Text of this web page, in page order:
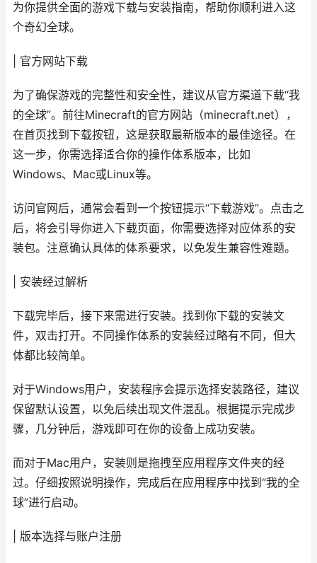
为你提供全面的游戏下载与安装指南，帮助你顺利进入这
个奇幻全球。
| 官方网站下载
为了确保游戏的完整性和安全性，建议从官方渠道下载“我
的全球”。前往Minecraft的官方网站（minecraft.net），
在首页找到下载按钮，这是获取最新版本的最佳途径。在
这一步，你需选择适合你的操作体系版本，比如
Windows、Mac或Linux等。
访问官网后，通常会看到一个按钮提示“下载游戏”。点击之
后，将会引导你进入下载页面，你需要选择对应体系的安
装包。注意确认具体的体系要求，以免发生兼容性难题。
| 安装经过解析
下载完毕后，接下来需进行安装。找到你下载的安装文
件，双击打开。不同操作体系的安装经过略有不同，但大
体都比较简单。
对于Windows用户，安装程序会提示选择安装路径，建议
保留默认设置，以免后续出现文件混乱。根据提示完成步
骤，几分钟后，游戏即可在你的设备上成功安装。
而对于Mac用户，安装则是拖拽至应用程序文件夹的经
过。仔细按照说明操作，完成后在应用程序中找到“我的全
球”进行启动。
| 版本选择与账户注册